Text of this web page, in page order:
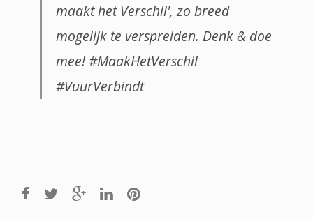
maakt het Verschil', zo breed
mogelijk te verspreiden. Denk & doe
mee! #MaakHetVerschil
#VuurVerbindt